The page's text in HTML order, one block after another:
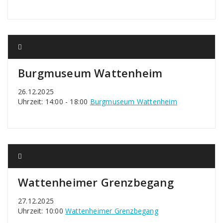
Burgmuseum Wattenheim
26.12.2025
Uhrzeit: 14:00 - 18:00 Burgmuseum Wattenheim
Wattenheimer Grenzbegang
27.12.2025
Uhrzeit: 10:00 Wattenheimer Grenzbegang